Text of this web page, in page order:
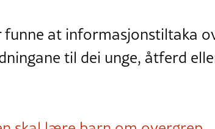
funne at informasjonstiltaka
til dei unge, åtferd